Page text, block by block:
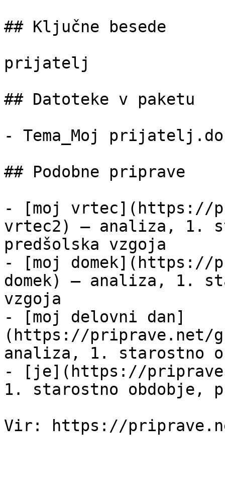
## Ključne besede
prijatelj
## Datoteke v paketu
- Tema_Moj
## Podobne priprave
- [moj vrtec](https://
vrtec2) — analiza, 1.
predšolska vzgoja
- [moj domek](https://
domek) — analiza, 1.
vzgoja
- [moj delovni dan]
(https://priprave.net/
analiza, 1. starostno
- [je](https://
1. starostno obdobje,